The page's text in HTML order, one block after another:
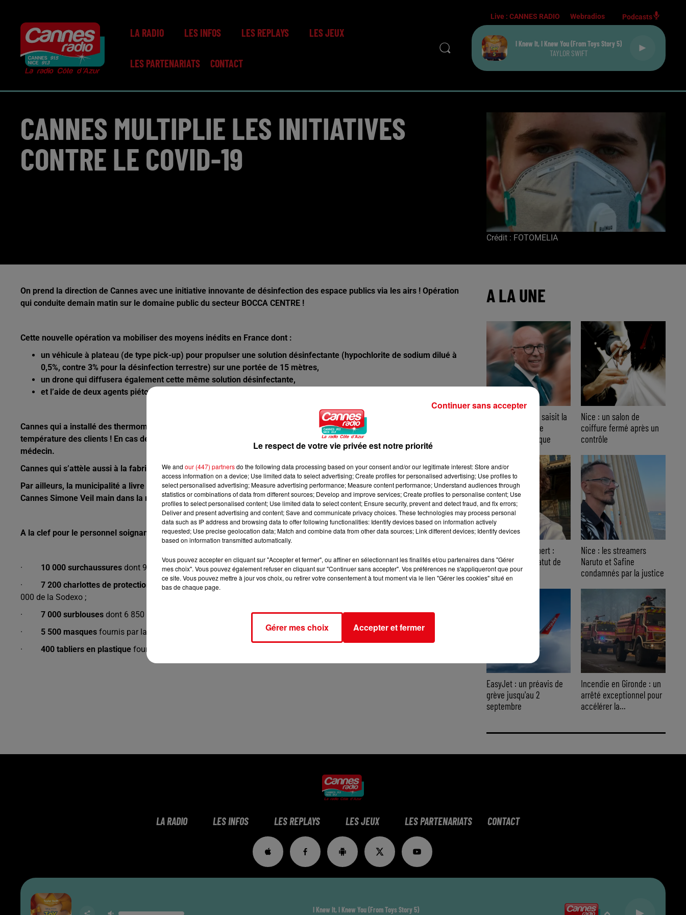
LA RADIO LES INFOS LES REPLAYS LES JEUX
LES PARTENARIATS CONTACT
Live :CANNES RADIO Webradios Podcasts
I Knew It, I Knew You (from Toys Story 5)
TAYLOR SWIFT
CANNES MULTIPLIE LES INITIATIVES
CONTRE LE COVID-19
Crédit : FOTOMELIA
On prend la direction de Cannes avec une initiative innovante de désinfection des espace publics via les airs ! Opération
qui conduite demain matin sur le domaine public du secteur BOCCA CENTRE !
Cette nouvelle opération va mobiliser des moyens inédits en France dont :
un véhicule à plateau (de type pick-up) pour propulser une solution désinfectante (hypochlorite de sodium dilué à
0,5%, contre 3% pour la désinfection terrestre) sur une portée de 15 mètres,
un drone qui diffusera également cette même solution désinfectante,
et l’aide de deux agents piétons équipés de pulvérisateurs thermiques dorsaux.
Cannes qui a installé des thermomètre
s infrarouges à l’entrée de 20 commerces alimentaires volontaires pour prendre la
température des clients ! En cas de fièvre détectée chez un client, il est prié de rentrer chez lui et de contacter un
médecin.
Cannes qui s’attèle aussi à la fabrication de masques alternatifs en tissu à destination de sa population !
Par ailleurs, la municipalité a livre 30 000 matériels d’hygiène et de protection sanitaire supplémentaires à l’Hôpital de
Cannes Simone Veil main dans la main avec,Impex Food et SODEXO
A la clef pour le personnel soignant :
· 10 000 surchaussures dont 9 000 proviennent de la Mairie de Cannes et 1 000 de la Sodexo ;
· 7 200 charlottes de protection
dont 5 000 proviennent de l’entreprise Impex Food, 1 200 de la Mairie de Cannes et 1
000 de la Sodexo ;
· 7 000 surblouses dont 6 850 proviennent de la Mairie de Cannes et 150 de la Sodexo ;
· 5 500 masques fournis par la Mairie de Cannes ;
· 400 tabliers en plastique fournis par la Sodexo.
A LA UNE
Nice : Éric Ciotti saisit la
justice après une
chanson polémique
Nice : un salon de
coiffure fermé après un
contrôle
Affaire Jean Imbert :
placé sous le statut de
témoin assisté
Nice : les streamers
Naruto et Safine
condamnés par la justice
EasyJet : un préavis de
grève jusqu'au 2
septembre
Incendie en Gironde : un
arrêté exceptionnel pour
accélérer la...
LA RADIO LES INFOS LES REPLAYS LES JEUX LES PARTENARIATS CONTACT
I Knew It, I Knew You (from Toys Story 5)
Le respect de votre vie privée est notre priorité
We and our (447) partnersdo the following data processing based on your consent and/or our legitimate interest: Store and/or
access information on a device; Use limited data to select advertising; Create profiles for personalised advertising; Use profiles to
select personalised advertising; Measure advertising performance; Measure content performance; Understand audiences through
statistics or combinations of data from different sources; Develop and improve services; Create profiles to personalise content; Use
profiles to select personalised content; Use limited data to select content; Ensure security, prevent and detect fraud, and fix errors;
Deliver and present advertising and content; Save and communicate privacy choices. These technologies may process personal
data such as IP address and browsing data to offer following functionalities: Identify devices based on information actively
requested; Use precise geolocation data; Match and combine data from other data sources; Link different devices; Identify devices
based on information transmitted automatically.
Vous pouvez accepter en cliquant sur "Accepter et fermer", ou affiner en sélectionnant les finalités et/ou partenaires dans "Gérer
mes choix". Vous pouvez également refuser en cliquant sur "Continuer sans accepter". Vos préférences ne s'appliqueront que pour
ce site. Vous pouvez mettre à jour vos choix, ou retirer votre consentement à tout moment via le lien "Gérer les cookies" situé en
bas de chaque page.
Gérer mes choix Accepter et fermer
Continuer sans accepter